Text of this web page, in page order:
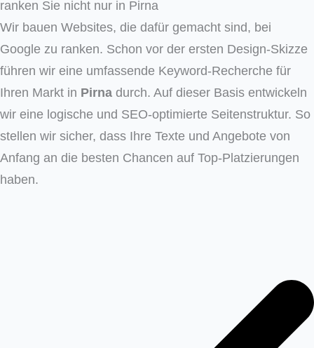
ranken Sie nicht nur in Pirna
Wir bauen Websites, die dafür gemacht sind, bei
Google zu ranken. Schon vor der ersten Design-Skizze
führen wir eine umfassende Keyword-Recherche für
Ihren Markt in Pirna durch. Auf dieser Basis entwickeln
wir eine logische und SEO-optimierte Seitenstruktur. So
stellen wir sicher, dass Ihre Texte und Angebote von
Anfang an die besten Chancen auf Top-Platzierungen
haben.